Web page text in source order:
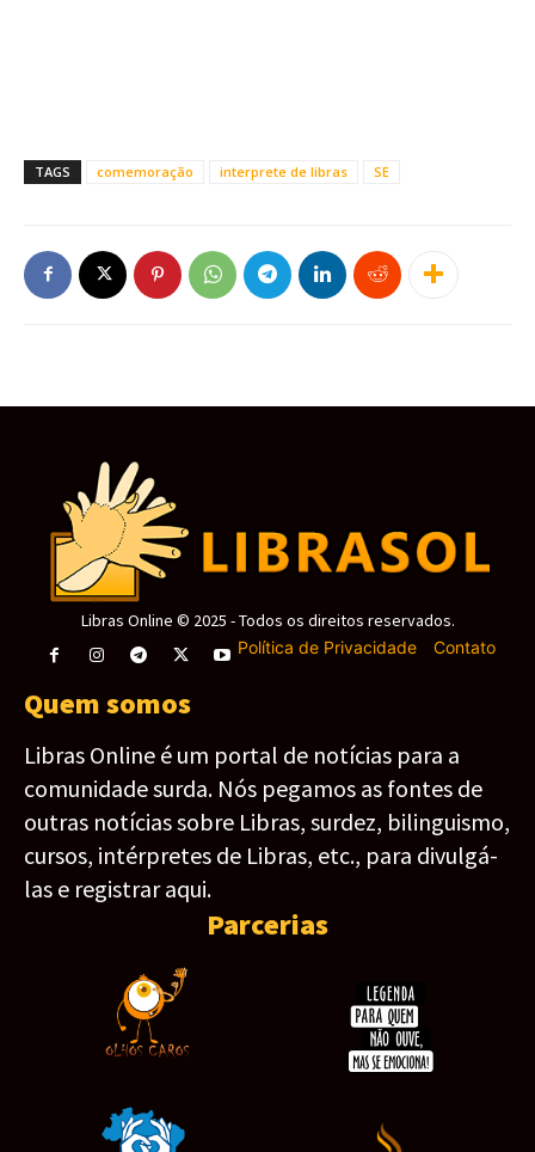
TAGS comemoração interprete de libras SE
Libras Online © 2025 - Todos os direitos reservados.
Política de Privacidade- Contato
Quem somos
Libras Online é um portal de notícias para a
comunidade surda. Nós pegamos as fontes de
outras notícias sobre Libras, surdez, bilinguismo,
cursos, intérpretes de Libras, etc., para divulgá-
las e registrar aqui.
Parcerias